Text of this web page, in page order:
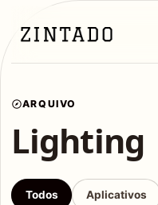
ARQUIVO
Lighting
Todos Aplicativos